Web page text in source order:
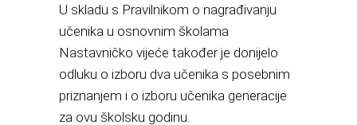
U skladu s Pravilnikom o nagrađivanju
učenika u osnovnim školama
Nastavničko vijeće također je donijelo
odluku o izboru dva učenika s posebnim
priznanjem i o izboru učenika generacije
za ovu školsku godinu.